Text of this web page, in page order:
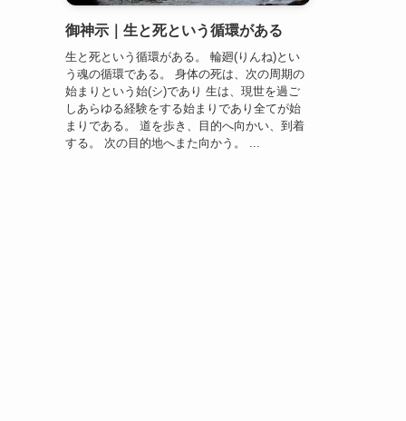
御神示｜生と死という循環がある
生と死という循環がある。 輪廻(りんね)とい
う魂の循環である。 身体の死は、次の周期の
始まりという始(シ)であり 生は、現世を過ご
しあらゆる経験をする始まりであり全てが始
まりである。 道を歩き、目的へ向かい、到着
する。 次の目的地へまた向かう。 ...